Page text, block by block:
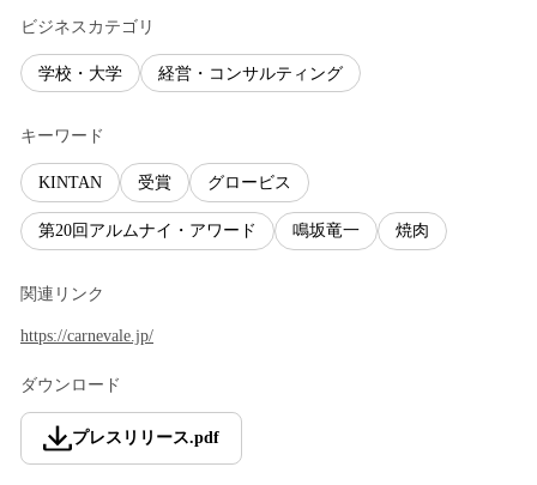
ビジネスカテゴリ
学校・大学 経営・コンサルティング
キーワード
KINTAN 受賞 グロービス
第20回アルムナイ・アワード 鳴坂竜一 焼肉
関連リンク
https://carnevale.jp/
ダウンロード
プレスリリース.pdf